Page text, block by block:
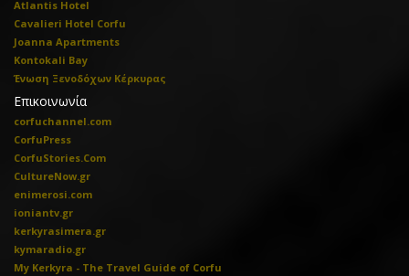
Atlantis Hotel
Cavalieri Hotel Corfu
Joanna Apartments
Kontokali Bay
Ένωση Ξενοδόχων Κέρκυρας
Επικοινωνία
corfuchannel.com
CorfuPress
CorfuStories.Com
CultureNow.gr
enimerosi.com
ioniantv.gr
kerkyrasimera.gr
kymaradio.gr
My Kerkyra - The Travel Guide of Corfu